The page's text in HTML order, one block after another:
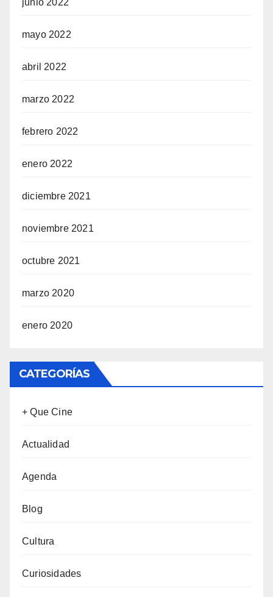
junio 2022
mayo 2022
abril 2022
marzo 2022
febrero 2022
enero 2022
diciembre 2021
noviembre 2021
octubre 2021
marzo 2020
enero 2020
CATEGORÍAS
+ Que Cine
Actualidad
Agenda
Blog
Cultura
Curiosidades